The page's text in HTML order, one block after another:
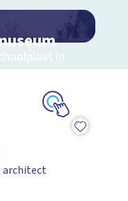
in
Schoolplaat
architect